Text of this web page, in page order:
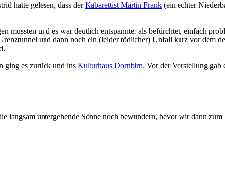
hatte gelesen, dass derKabarettist Martin Frank (ein echter
und es war deutlich entspannter als befürchtet, einfach
und dann noch ein (leider tödlicher) Unfall kurz vor dem
ging es zurück und ins Kulturhaus Dornbirn. Vor der Vorstellung gab
langsam untergehende Sonne noch bewundern, bevor wir dann